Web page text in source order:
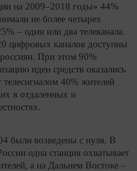
на 2009–2018 годы» 44%
не более четырех
– один или два телеканала.
цифровых каналов доступны
При этом 90%
идеи средств оказались
телесигналом 40% жителей
в отдаленных и
были возведены с нуля. В
одна станция охватывает
а на Дальнем Востоке –